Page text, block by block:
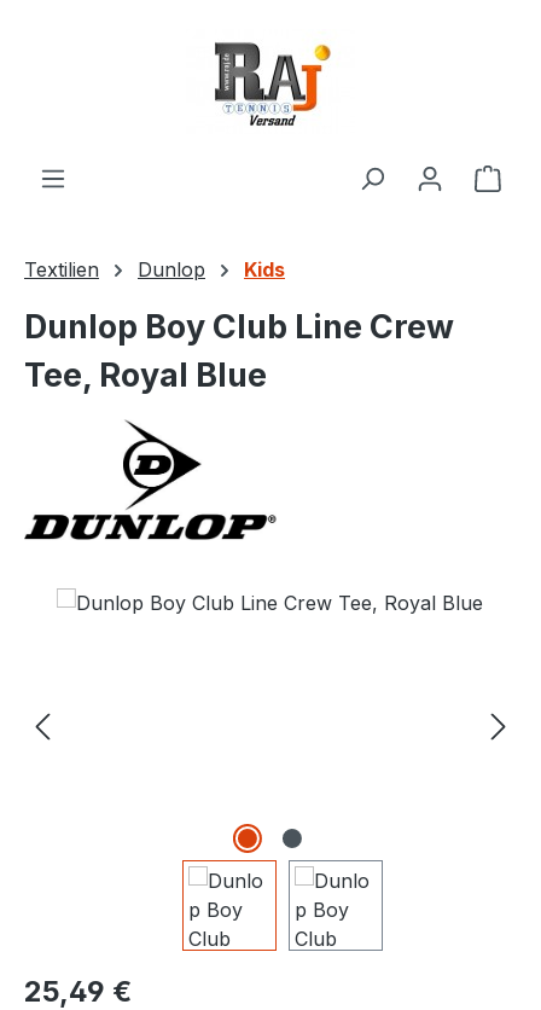
Textilien Dunlop Kids
Dunlop Boy Club Line Crew
Tee, Royal Blue
Regulärer Preis:
25,49 €